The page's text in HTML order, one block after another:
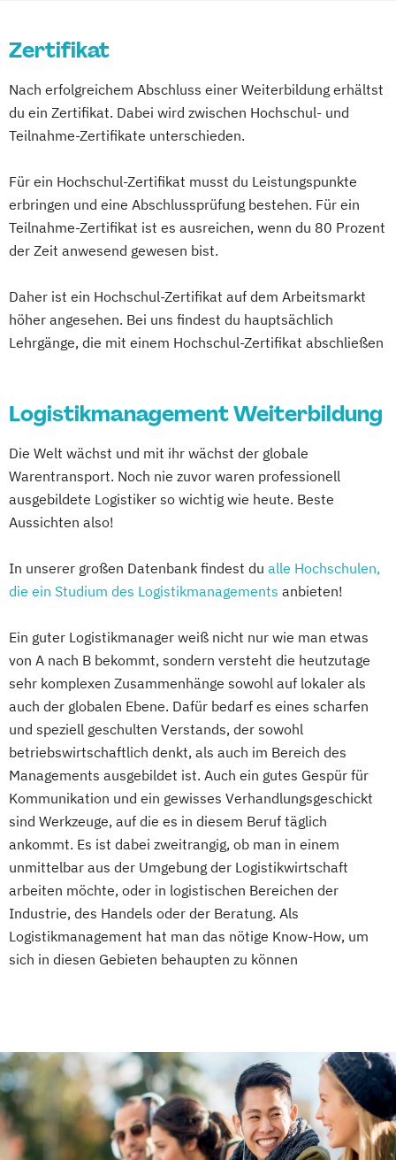
Zertifikat
Nach erfolgreichem Abschluss einer Weiterbildung erhältst
du ein Zertifikat. Dabei wird zwischen Hochschul- und
Teilnahme-Zertifikate unterschieden.
Für ein Hochschul-Zertifikat musst du Leistungspunkte
erbringen und eine Abschlussprüfung bestehen. Für ein
Teilnahme-Zertifikat ist es ausreichen, wenn du 80 Prozent
der Zeit anwesend gewesen bist.
Daher ist ein Hochschul-Zertifikat auf dem Arbeitsmarkt
höher angesehen. Bei uns findest du hauptsächlich
Lehrgänge, die mit einem Hochschul-Zertifikat abschließen
Logistikmanagement Weiterbildung
Die Welt wächst und mit ihr wächst der globale
Warentransport. Noch nie zuvor waren professionell
ausgebildete Logistiker so wichtig wie heute. Beste
Aussichten also!
In unserer großen Datenbank findest du alle Hochschulen,
die ein Studium des Logistikmanagements anbieten!
Ein guter Logistikmanager weiß nicht nur wie man etwas
von A nach B bekommt, sondern versteht die heutzutage
sehr komplexen Zusammenhänge sowohl auf lokaler als
auch der globalen Ebene. Dafür bedarf es eines scharfen
und speziell geschulten Verstands, der sowohl
betriebswirtschaftlich denkt, als auch im Bereich des
Managements ausgebildet ist. Auch ein gutes Gespür für
Kommunikation und ein gewisses Verhandlungsgeschickt
sind Werkzeuge, auf die es in diesem Beruf täglich
ankommt. Es ist dabei zweitrangig, ob man in einem
unmittelbar aus der Umgebung der Logistikwirtschaft
arbeiten möchte, oder in logistischen Bereichen der
Industrie, des Handels oder der Beratung. Als
Logistikmanagement hat man das nötige Know-How, um
sich in diesen Gebieten behaupten zu können